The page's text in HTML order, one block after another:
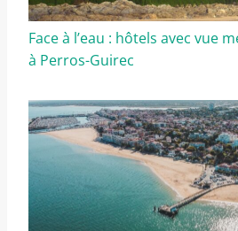
Face à l’eau : hôtels avec vue
à Perros-Guirec